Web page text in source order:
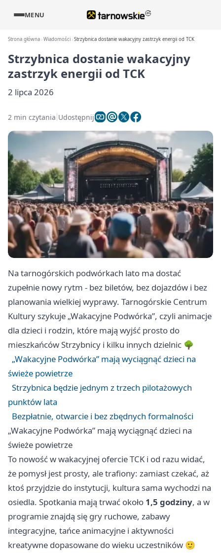
MENU
Strona główna Wiadomości Strzybnica dostanie wakacyjny zastrzyk energii od TCK
Strzybnica dostanie wakacyjny
zastrzyk energii od TCK
2 lipca 2026
2 min czytania Udostępnij
Na tarnogórskich podwórkach lato ma dostać
zupełnie nowy rytm - bez biletów, bez dojazdów i bez
planowania wielkiej wyprawy. Tarnogórskie Centrum
Kultury szykuje „Wakacyjne Podwórka”, czyli animacje
dla dzieci i rodzin, które mają wyjść prosto do
mieszkańców Strzybnicy i kilku innych dzielnic 🌳
„Wakacyjne Podwórka” mają wyciągnąć dzieci na
świeże powietrze
Strzybnica będzie jednym z trzech pilotażowych
punktów lata
Bezpłatnie, otwarcie i bez zbędnych formalności
„Wakacyjne Podwórka” mają wyciągnąć dzieci na
świeże powietrze
To nowość w wakacyjnej ofercie TCK i od razu widać,
że pomysł jest prosty, ale trafiony: zamiast czekać, aż
ktoś przyjdzie do instytucji, kultura sama wychodzi na
osiedla. Spotkania mają trwać około 1,5 godziny, a w
programie znajdą się gry ruchowe, zabawy
integracyjne, tańce animacyjne i aktywności
kreatywne dopasowane do wieku uczestników 🙂